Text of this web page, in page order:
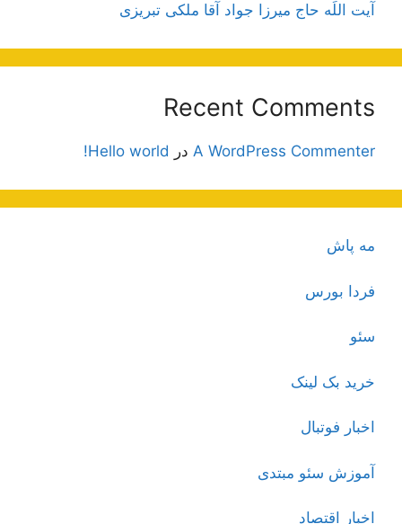
آیت اللَه حاج میرزا جواد آقا ملکی تبریزی
Recent Comments
A WordPress Commenter در Hello world!
مه پاش
فردا بورس
سئو
خرید بک لینک
اخبار فوتبال
آموزش سئو مبتدی
اخبار اقتصاد